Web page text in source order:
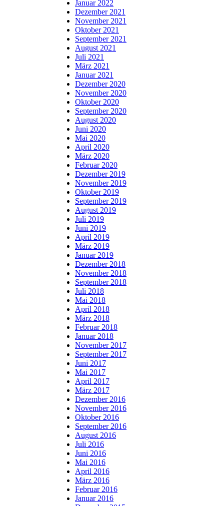
Januar 2022
Dezember 2021
November 2021
Oktober 2021
September 2021
August 2021
Juli 2021
März 2021
Januar 2021
Dezember 2020
November 2020
Oktober 2020
September 2020
August 2020
Juni 2020
Mai 2020
April 2020
März 2020
Februar 2020
Dezember 2019
November 2019
Oktober 2019
September 2019
August 2019
Juli 2019
Juni 2019
April 2019
März 2019
Januar 2019
Dezember 2018
November 2018
September 2018
Juli 2018
Mai 2018
April 2018
März 2018
Februar 2018
Januar 2018
November 2017
September 2017
Juni 2017
Mai 2017
April 2017
März 2017
Dezember 2016
November 2016
Oktober 2016
September 2016
August 2016
Juli 2016
Juni 2016
Mai 2016
April 2016
März 2016
Februar 2016
Januar 2016